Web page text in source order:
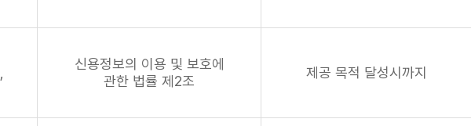
신용정보의 이용 및 보호에
관한 법률 제2조
제공 목적 달성시까지